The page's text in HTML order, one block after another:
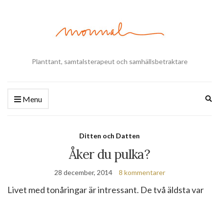
Planttant, samtalsterapeut och samhällsbetraktare
Menu
Ditten och Datten
Åker du pulka?
28 december, 2014 8 kommentarer
Livet med tonåringar är intressant. De två äldsta var